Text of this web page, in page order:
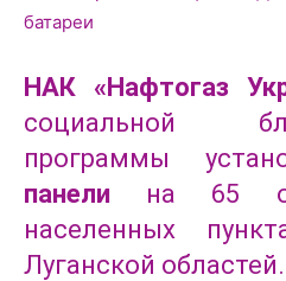
НАК «Нафтогаз
социальной
программы
панели на 65
населенных
Луганской областей.